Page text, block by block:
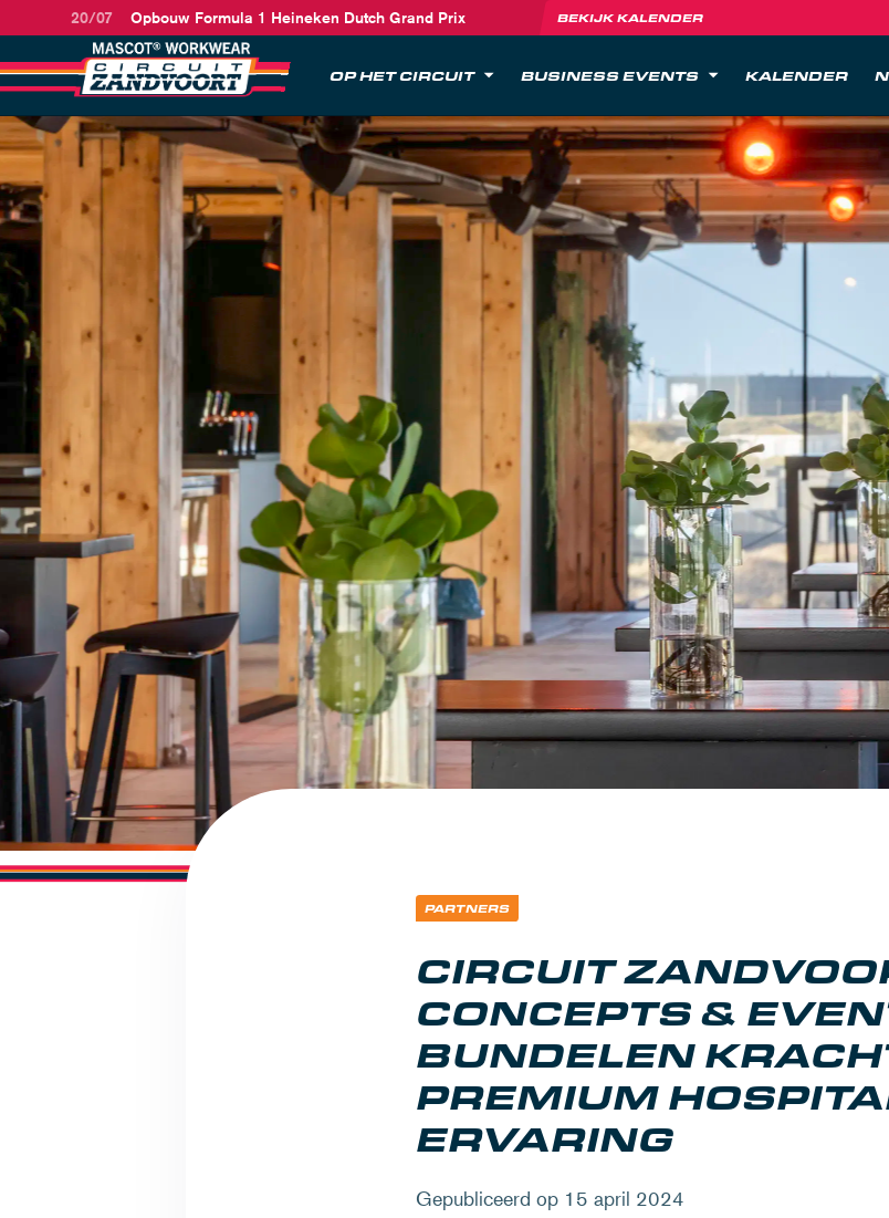
20/07 Opbouw Formula 1 Heineken Dutch Grand Prix BEKIJK KALENDER
OP HET CIRCUIT BUSINESS EVENTS KALENDER
PARTNERS
CIRCUIT
CONCEPTS &
BUNDELEN
PREMIUM
ERVARING
Gepubliceerd op 15 april 2024